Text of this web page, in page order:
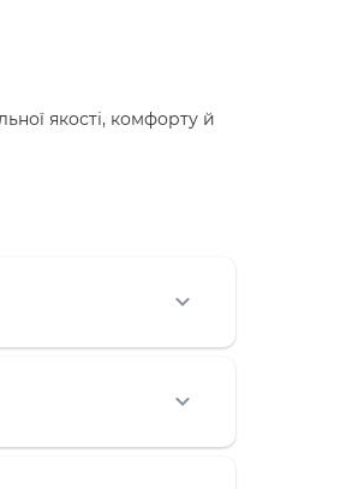
якості, комфорту й